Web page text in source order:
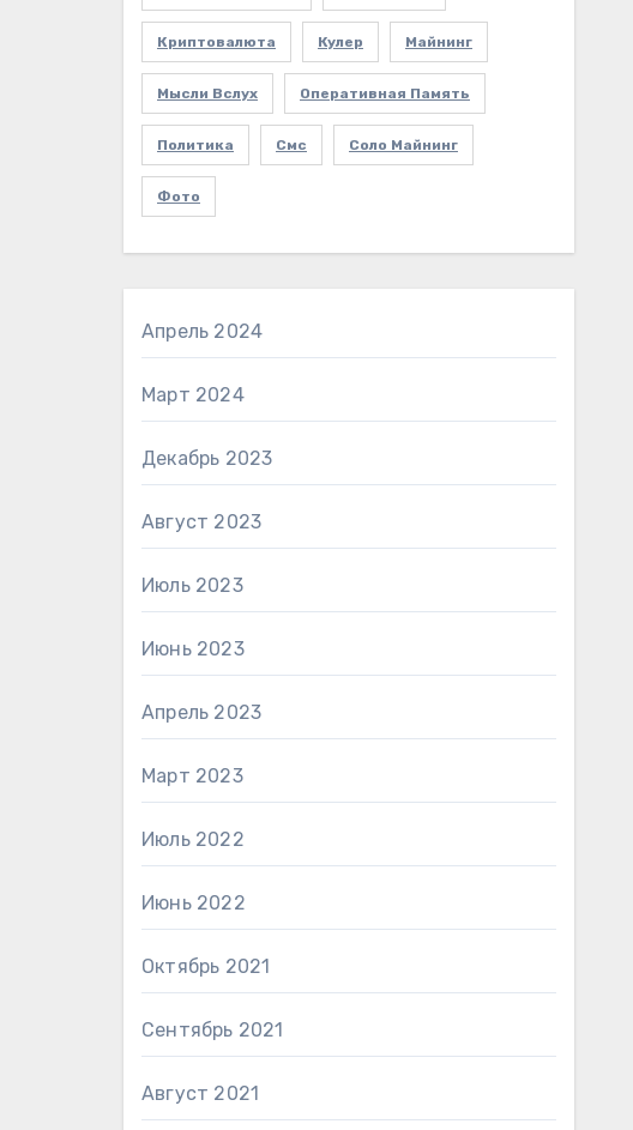
Криптовалюта Кулер Майнинг
Мысли Вслух Оперативная Память
Политика Смс Соло Майнинг
Фото
Апрель 2024
Март 2024
Декабрь 2023
Август 2023
Июль 2023
Июнь 2023
Апрель 2023
Март 2023
Июль 2022
Июнь 2022
Октябрь 2021
Сентябрь 2021
Август 2021